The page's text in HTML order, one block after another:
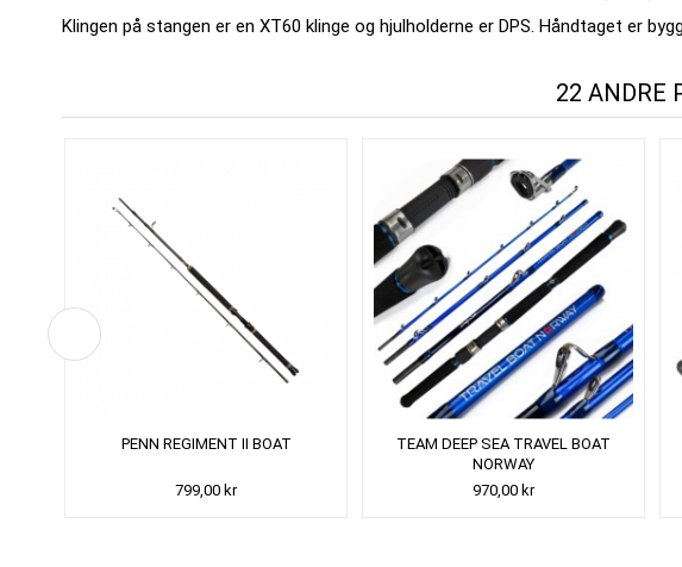
Klingen på stangen er en XT60 klinge og hjulholderne er DPS. Håndtaget er
22 ANDRE
PENN REGIMENT II BOAT
799,00 kr
TEAM DEEP SEA TRAVEL BOAT
NORWAY
970,00 kr